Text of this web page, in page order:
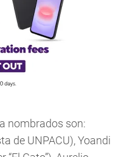
nombrados son:
de UNPACU), Yoandi